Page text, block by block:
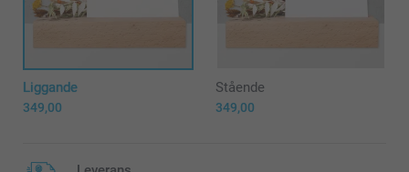
Liggande
349,00
Stående
349,00